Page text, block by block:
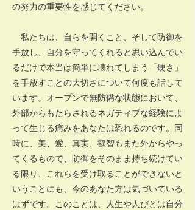
の努力の重要性を感じてください。
私たちは、自らを開くこと、そして防御を
手放し、自分を守ってくれると思い込んでい
るだけで本当は簡単に壊れてしまう「硬さ」
を手放すことの大切さについて何度も話して
います。オープンで無防備な状態において、
外部からもたらされるネガティブな経験によ
って生じる痛みをあなたは恐れるのです。同
時に、美、愛、真実、叡智もまた外からやっ
てくるもので、防御をそのまま持ち続けてい
る限り、これらを受け取ることができないと
いうことにも、今のあなた方は気づいている
はずです。このことは、人生や人びとは自分